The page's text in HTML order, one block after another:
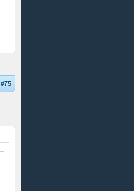
#75